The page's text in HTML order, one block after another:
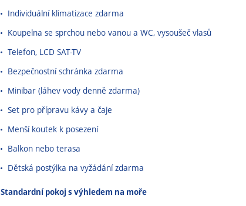
Individuální klimatizace zdarma
Koupelna se sprchou nebo vanou a WC, vysoušeč vlasů
Telefon, LCD SAT-TV
Bezpečnostní schránka zdarma
Minibar (láhev vody denně zdarma)
Set pro přípravu kávy a čaje
Menší koutek k posezení
Balkon nebo terasa
Dětská postýlka na vyžádání zdarma
Standardní pokoj s výhledem na moře